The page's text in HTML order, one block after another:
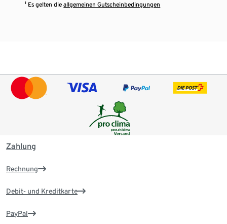
¹ Es gelten dieallgemeinen Gutscheinbedingungen
Zahlung
Rechnung
Debit- und Kreditkarte
PayPal